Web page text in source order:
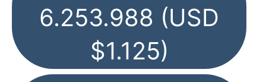
6.253.988 (USD
$1.125)